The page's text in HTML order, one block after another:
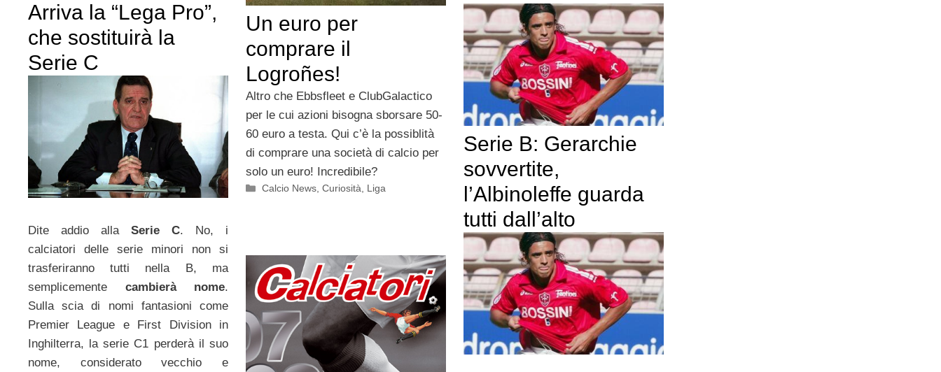
Arriva la “Lega Pro”,
che sostituirà la
Serie C
Dite addio alla Serie C. No, i
calciatori delle serie minori non si
trasferiranno tutti nella B, ma
semplicemente cambierà nome.
Sulla scia di nomi fantasioni come
Premier League e First Division in
Inghilterra, la serie C1 perderà il suo
nome, considerato vecchio e
Un euro per
comprare il
Logroñes!
Altro che Ebbsfleet e ClubGalactico
per le cui azioni bisogna sborsare 50-
60 euro a testa. Qui c’è la possiblità
di comprare una società di calcio per
solo un euro! Incredibile?
Categorie
Calcio News,Curiosità, Liga
Serie B: Gerarchie
sovvertite,
l’Albinoleffe guarda
tutti dall’alto